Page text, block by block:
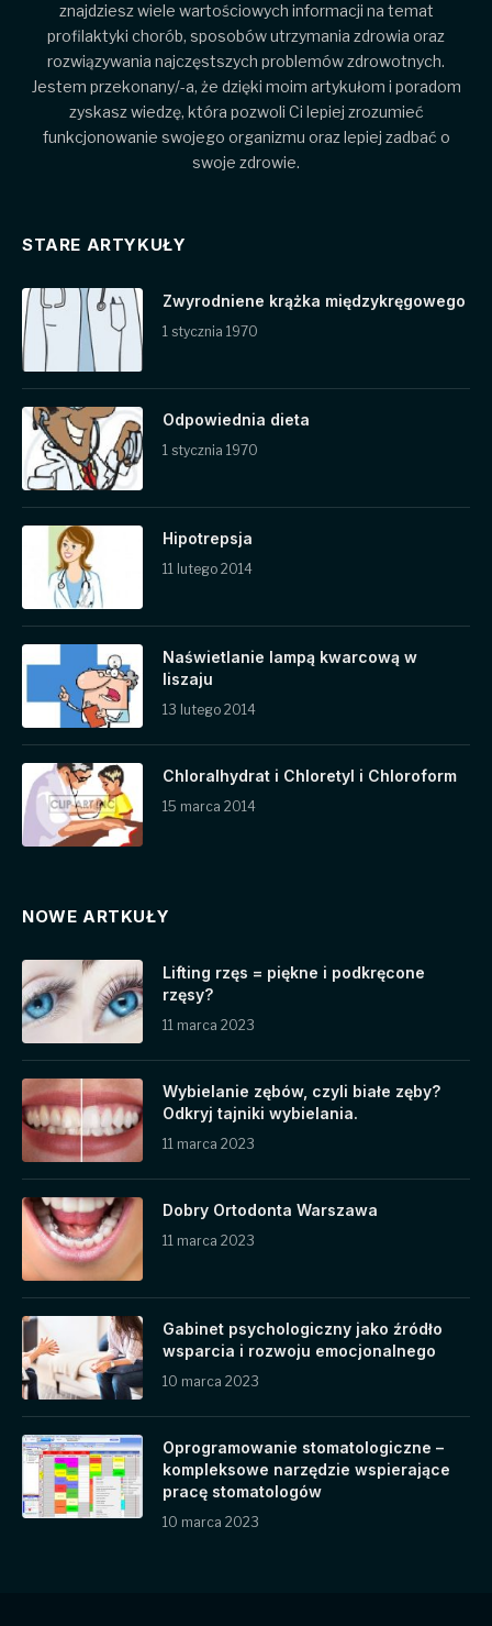
znajdziesz wiele wartościowych informacji na temat
profilaktyki chorób, sposobów utrzymania zdrowia oraz
rozwiązywania najczęstszych problemów zdrowotnych.
Jestem przekonany/-a, że dzięki moim artykułom i poradom
zyskasz wiedzę, która pozwoli Ci lepiej zrozumieć
funkcjonowanie swojego organizmu oraz lepiej zadbać o
swoje zdrowie.
STARE ARTYKUŁY
Zwyrodniene krążka międzykręgowego
1 stycznia 1970
Odpowiednia dieta
1 stycznia 1970
Hipotrepsja
11 lutego 2014
Naświetlanie lampą kwarcową w
liszaju
13 lutego 2014
Chloralhydrat i Chloretyl i Chloroform
15 marca 2014
NOWE ARTKUŁY
Lifting rzęs = piękne i podkręcone
rzęsy?
11 marca 2023
Wybielanie zębów, czyli białe zęby?
Odkryj tajniki wybielania.
11 marca 2023
Dobry Ortodonta Warszawa
11 marca 2023
Gabinet psychologiczny jako źródło
wsparcia i rozwoju emocjonalnego
10 marca 2023
Oprogramowanie stomatologiczne –
kompleksowe narzędzie wspierające
pracę stomatologów
10 marca 2023